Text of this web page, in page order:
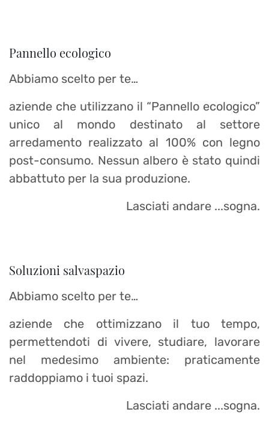
Pannello ecologico
Abbiamo scelto per te…
aziende che utilizzano il “Pannello ecologico”
unico al mondo destinato al settore
arredamento realizzato al 100% con legno
post-consumo. Nessun albero è stato quindi
abbattuto per la sua produzione.
Lasciati andare ...sogna.
Soluzioni salvaspazio
Abbiamo scelto per te…
aziende che ottimizzano il tuo tempo,
permettendoti di vivere, studiare, lavorare
nel medesimo ambiente: praticamente
raddoppiamo i tuoi spazi.
Lasciati andare ...sogna.